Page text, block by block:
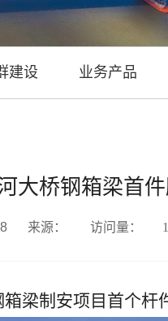
建设 业务产品
大桥钢箱梁首
来源： 访问量：
梁制安项目首个杆